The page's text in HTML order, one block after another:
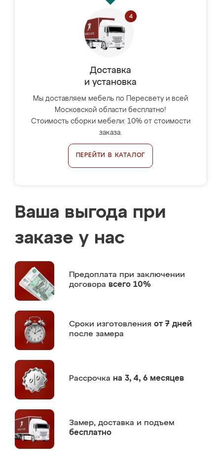
Доставка
и установка
Мы доставляем мебель по Пересвету и всей
Московской области бесплатно!
Стоимость сборки мебели: 10% от стоимости
заказа.
ПЕРЕЙТИ В КАТАЛОГ
Ваша выгода при
заказе у нас
Предоплата при заключении
договора всего 10%
Сроки изготовления от 7 дней
после замера
Рассрочка на 3, 4, 6 месяцев
Замер, доставка и подъем
бесплатно